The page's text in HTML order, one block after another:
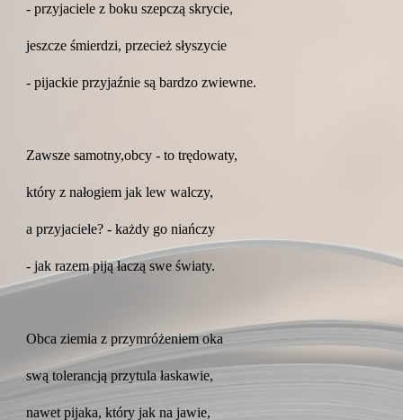
- przyjaciele z boku szepczą skrycie,
jeszcze śmierdzi, przecież słyszycie
- pijackie przyjaźnie są bardzo zwiewne.
Zawsze samotny,obcy - to trędowaty,
który z nałogiem jak lew walczy,
a przyjaciele? - każdy go niańczy
- jak razem piją łaczą swe światy.
Obca ziemia z przymróżeniem oka
swą tolerancją przytula łaskawie,
nawet pijaka, który jak na jawie,